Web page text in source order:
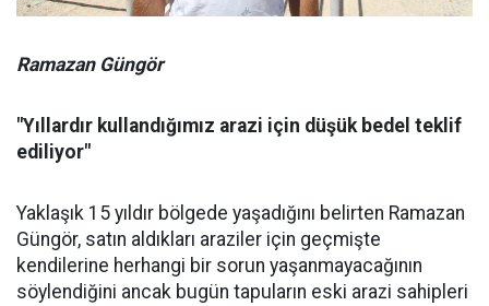
Ramazan Güngör
"Yıllardır kullandığımız arazi için düşük bedel teklif
ediliyor"
Yaklaşık 15 yıldır bölgede yaşadığını belirten Ramazan
Güngör, satın aldıkları araziler için geçmişte
kendilerine herhangi bir sorun yaşanmayacağının
söylendiğini ancak bugün tapuların eski arazi sahipleri